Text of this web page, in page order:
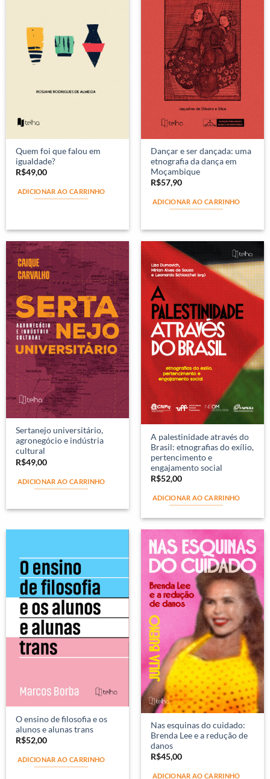
Quem foi que falou em
igualdade?
R$49,00
ADICIONAR AO CARRINHO
Dançar e ser dançada: uma
etnografia da dança em
Moçambique
R$57,90
ADICIONAR AO CARRINHO
Sertanejo universitário,
agronegócio e indústria
cultural
R$49,00
ADICIONAR AO CARRINHO
A palestinidade através do
Brasil: etnografias do exílio,
pertencimento e
engajamento social
R$52,00
ADICIONAR AO CARRINHO
O ensino de filosofia e os
alunos e alunas trans
R$52,00
ADICIONAR AO CARRINHO
Nas esquinas do cuidado:
Brenda Lee e a redução de
danos
R$45,00
ADICIONAR AO CARRINHO